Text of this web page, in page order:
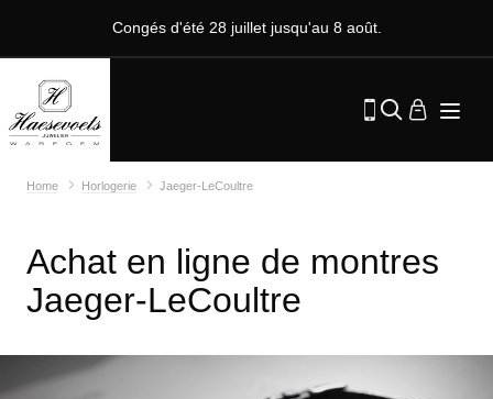
Congés d'été 28 juillet jusqu'au 8 août.
Home Horlogerie Jaeger-LeCoultre
Achat en ligne de montres
Jaeger-LeCoultre